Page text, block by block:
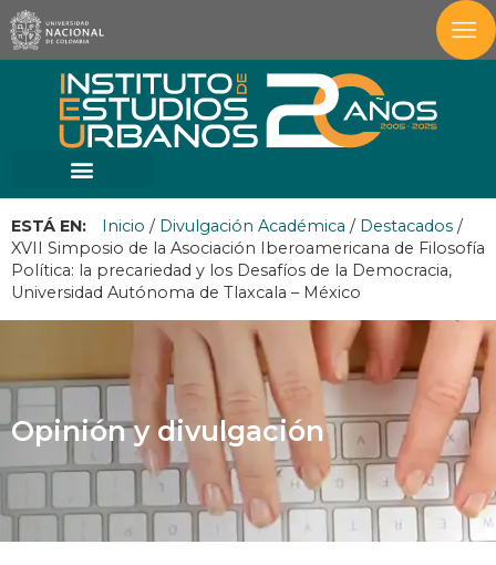
ESTÁ EN: Inicio / Divulgación Académica / Destacados /
XVII Simposio de la Asociación Iberoamericana de Filosofía
Política: la precariedad y los Desafíos de la Democracia,
Universidad Autónoma de Tlaxcala – México
Opinión y divulgación